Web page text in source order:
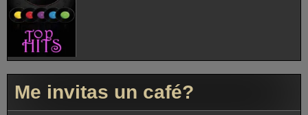
Me invitas un café?